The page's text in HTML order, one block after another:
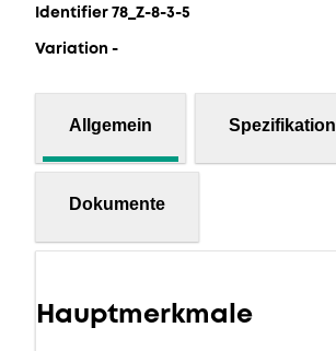
Identifier 78_Z-8-3-5
Variation -
Allgemein Spezifikation
Dokumente
Hauptmerkmale